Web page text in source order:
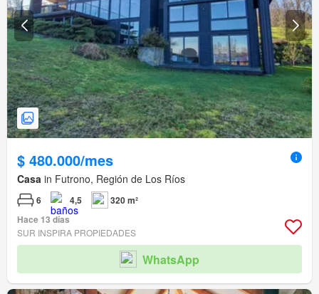
$ 480.000/mes
Casa in Futrono, Región de Los Ríos
6 4,5
320 m²
Hace 13 días
SUR INSPIRA PROPIEDADES
WhatsApp